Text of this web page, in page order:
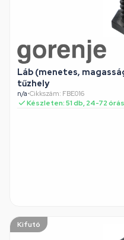
Láb (menetes,
tűzhely
n/a•Cikkszám: FBE016
Készleten: 51 db, 24-72
Kifutó